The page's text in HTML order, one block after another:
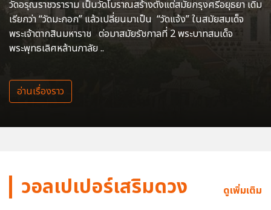
วัดอรุณราชวราราม เป็นวัดโบราณสร้างตั้งแต่สมัยกรุงศรีอยุธยา เดิม
เรียกว่า “วัดมะกอก” แล้วเปลี่ยนมาเป็น “วัดแจ้ง” ในสมัยสมเด็จ
พระเจ้าตากสินมหาราช ต่อมาสมัยรัชกาลที่ 2 พระบาทสมเด็จ
พระพุทธเลิศหล้านภาลัย ..
อ่านเรื่องราว
วอลเปเปอร์เสริมดวง ดูเพิ่มเติม